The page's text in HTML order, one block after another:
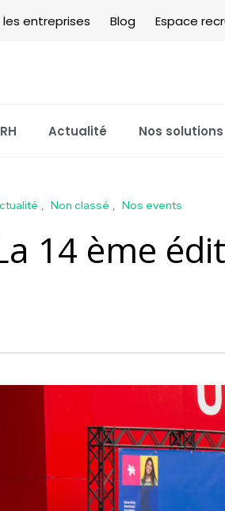
entreprises Blog Espace
Actualité Nos solutions
Non classé Nos events
14 ème